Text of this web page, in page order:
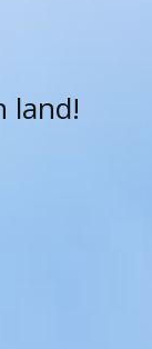
land!